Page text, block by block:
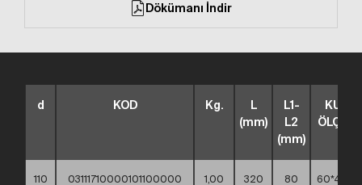
Dökümanı İndir
d KOD Kg.
L
(mm)
L1-
L2
(mm)
KUTU
110 03111710000101100000 1,00 320 80